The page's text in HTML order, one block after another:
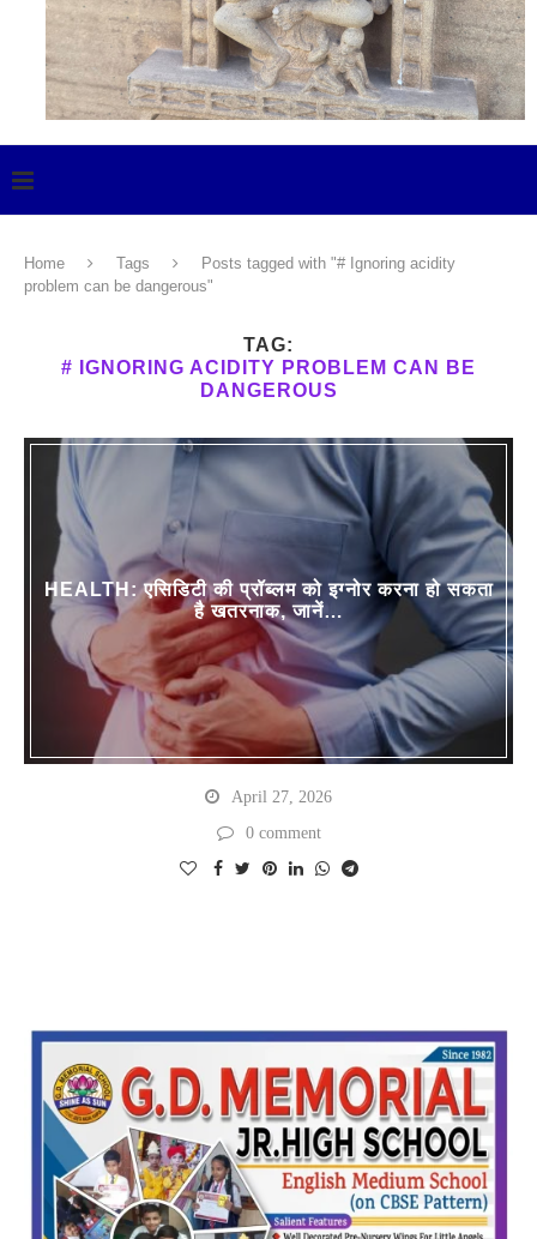
Home Tags
Posts tagged with "# Ignoring acidity
problem can be dangerous"
TAG:
# IGNORING ACIDITY PROBLEM CAN BE
DANGEROUS
HEALTH: एसिडिटी की प्रॉब्लम को इग्नोर करना हो सकता
है खतरनाक, जानें…
April 27, 2026
0 comment